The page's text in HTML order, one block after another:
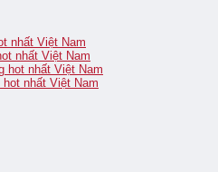
nhất Việt Nam
nhất Việt Nam
hot nhất Việt Nam
nhất Việt Nam